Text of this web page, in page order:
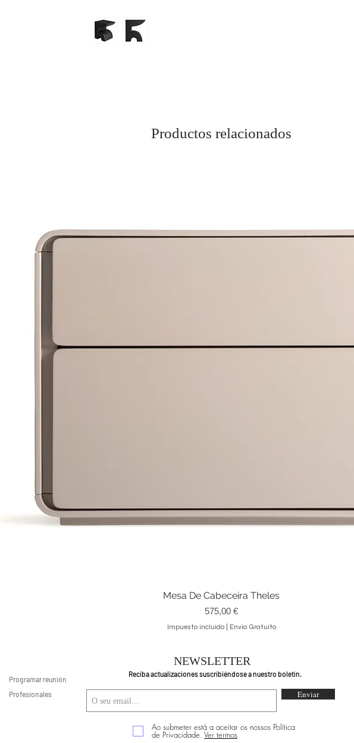
Productos relacionados
Vista rápida
Mesa De Cabeceira Theles
Precio
575,00 €
Impuesto incluido| Envio Gratuito
Programar reunión
Profesionales
NEWSLETTER
Reciba actualizaciones suscribiéndose a nuestro boletín.
Enviar
Ao submeter está a aceitar os nossos Política
de Privacidade. Ver termos